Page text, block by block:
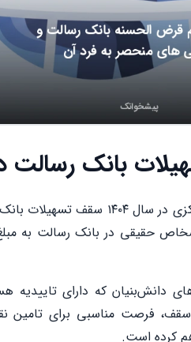
بانک رسالت در
با توجه به تورم و تغییرات اقتصادی،
حقیقی در بانک رسالت به
دانش‌بنیان که دارای تاییدیه
فرصت مناسبی برای تامین
کرده است.